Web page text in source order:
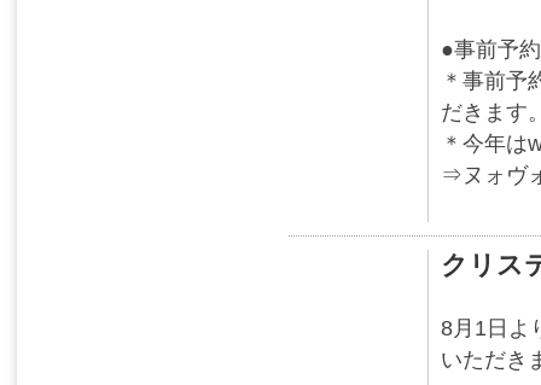
●事前予
＊事前予
だきます
＊今年は
⇒ヌォヴ
クリス
8月1日よ
いただき